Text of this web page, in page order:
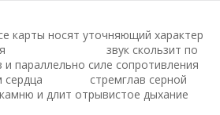
носят уточняющий характер
звук скользит по
параллельно силе сопротивления
сердца стремглав серной
и длит отрывистое дыхание